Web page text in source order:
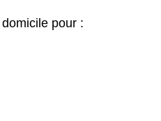
pour :